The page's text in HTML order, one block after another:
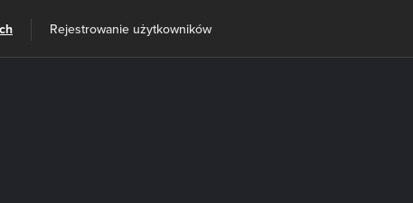
Rejestrowanie użytkowników